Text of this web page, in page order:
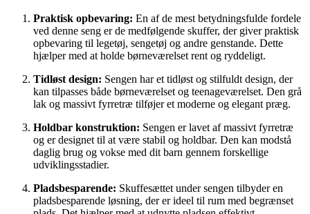
Praktisk opbevaring: En af de mest betydningsfulde fordele
ved denne seng er de medfølgende skuffer, der giver praktisk
opbevaring til legetøj, sengetøj og andre genstande. Dette
hjælper med at holde børneværelset rent og ryddeligt.
Tidløst design: Sengen har et tidløst og stilfuldt design, der
kan tilpasses både børneværelset og teenageværelset. Den grå
lak og massivt fyrretræ tilføjer et moderne og elegant præg.
Holdbar konstruktion: Sengen er lavet af massivt fyrretræ
og er designet til at være stabil og holdbar. Den kan modstå
daglig brug og vokse med dit barn gennem forskellige
udviklingsstadier.
Pladsbesparende: Skuffesættet under sengen tilbyder en
pladsbesparende løsning, der er ideel til rum med begrænset